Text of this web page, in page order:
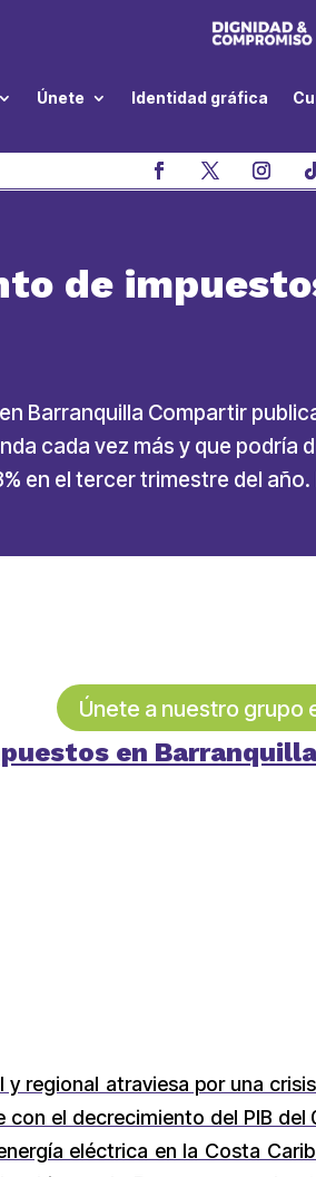
Únete Identidad gráfica
de
Barranquilla Compartir
cada vez más y que
en el tercer trimestre del
Únete a nuestro grupo
en
regional atraviesa por una
el decrecimiento del PIB
eléctrica en la Costa